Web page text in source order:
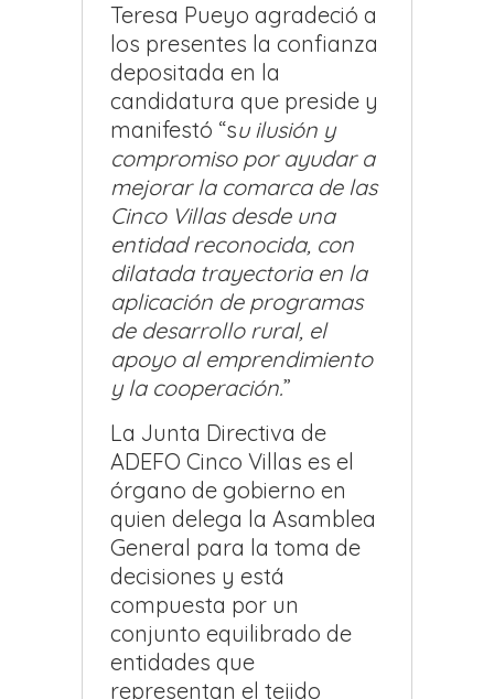
Teresa Pueyo agradeció a
los presentes la confianza
depositada en la
candidatura que preside y
manifestó “su ilusión y
compromiso por ayudar a
mejorar la comarca de las
Cinco Villas desde una
entidad reconocida, con
dilatada trayectoria en la
aplicación de programas
de desarrollo rural, el
apoyo al emprendimiento
y la cooperación.”
La Junta Directiva de
ADEFO Cinco Villas es el
órgano de gobierno en
quien delega la Asamblea
General para la toma de
decisiones y está
compuesta por un
conjunto equilibrado de
entidades que
representan el tejido